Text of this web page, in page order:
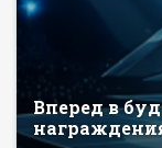
Вперед в